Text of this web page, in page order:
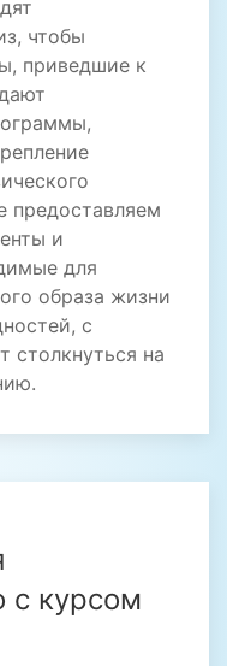
чтобы
приведшие к
предоставляем
и
для
образа жизни
с
столкнуться на
с курсом